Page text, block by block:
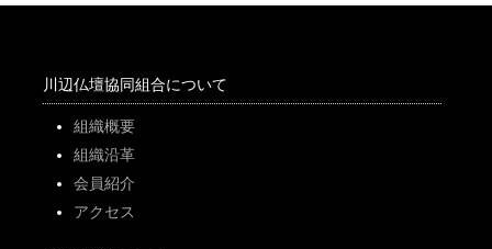
川辺仏壇協同組合について
組織概要
組織沿革
会員紹介
アクセス